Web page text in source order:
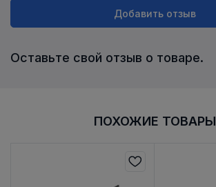
Добавить отзыв
Оставьте свой отзыв о товаре.
ПОХОЖИЕ ТОВАРЫ